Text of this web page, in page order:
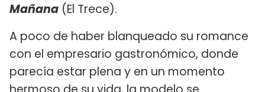
Mañana (El Trece).
A poco de haber blanqueado su romance
con el empresario gastronómico, donde
parecía estar plena y en un momento